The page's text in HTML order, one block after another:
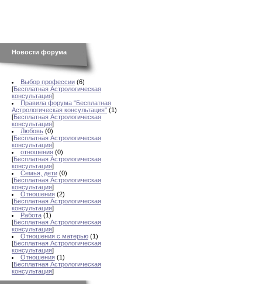
Новости форума
Выбор профессии (6)
[Бесплатная Астрологическая
консультация]
Правила форума "Бесплатная
Астрологическая консультация" (1)
[Бесплатная Астрологическая
консультация]
Любовь (0)
[Бесплатная Астрологическая
консультация]
отношения (0)
[Бесплатная Астрологическая
консультация]
Семья, дети (0)
[Бесплатная Астрологическая
консультация]
Отношения (2)
[Бесплатная Астрологическая
консультация]
Работа (1)
[Бесплатная Астрологическая
консультация]
Отношения с матерью (1)
[Бесплатная Астрологическая
консультация]
Отношения (1)
[Бесплатная Астрологическая
консультация]